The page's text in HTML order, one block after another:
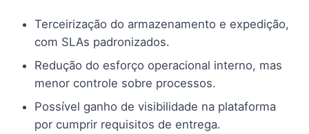
Terceirização do armazenamento e expedição,
com SLAs padronizados.
Redução do esforço operacional interno, mas
menor controle sobre processos.
Possível ganho de visibilidade na plataforma
por cumprir requisitos de entrega.